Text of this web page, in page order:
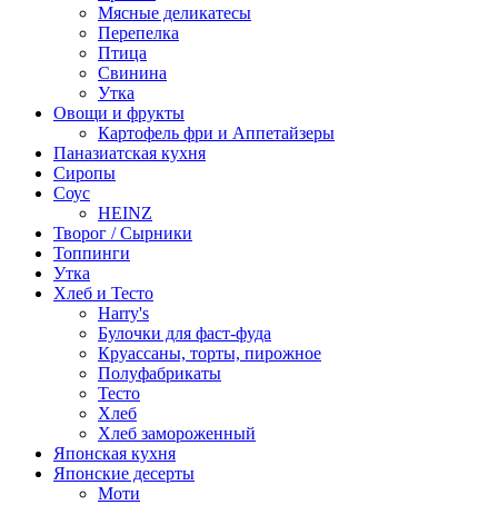
Мясные деликатесы
Перепелка
Птица
Свинина
Утка
Овощи и фрукты
Картофель фри и Аппетайзеры
Паназиатская кухня​
Сиропы
Соус
HEINZ
Творог / Сырники
Топпинги
Утка
Хлеб и Тесто
Harry's
Булочки для фаст-фуда
Круассаны, торты, пирожное
Полуфабрикаты
Тесто
Хлеб
Хлеб замороженный
Японская кухня
Японские десерты
Моти